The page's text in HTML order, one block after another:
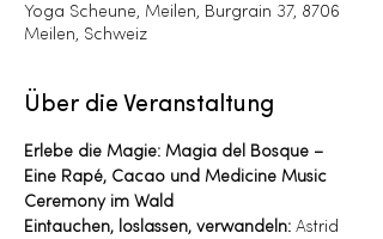
Yoga Scheune, Meilen, Burgrain 37, 8706
Meilen, Schweiz
Über die Veranstaltung
Erlebe die Magie: Magia del Bosque –
Eine Rapé, Cacao und Medicine Music
Ceremony im Wald
Eintauchen, loslassen, verwandeln: Astrid